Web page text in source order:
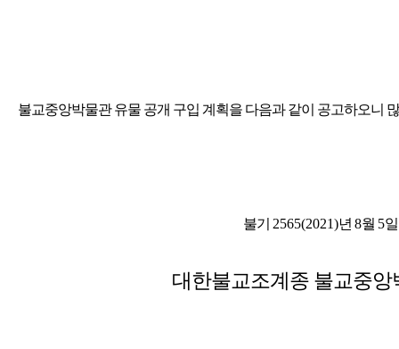
불교중앙박물관 유물 공개 구입 계획을 다음과 같이 공고하오니
불기 2565(2021)년 8월 5일
대한불교조계종 불교중앙